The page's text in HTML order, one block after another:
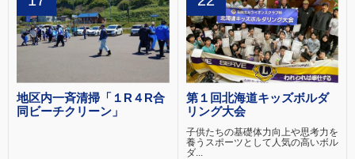
ら
せ
の
地区内一斉清掃「１R４R合
同ビーチクリーン」
第１回北海道キッズボルダ
リング大会
子供たちの基礎体力向上や思考力を
養うスポーツとして人気の高いボル
ダ...